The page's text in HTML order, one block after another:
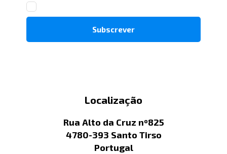
Localização
Rua Alto da Cruz nº825
4780-393 Santo Tirso
Portugal